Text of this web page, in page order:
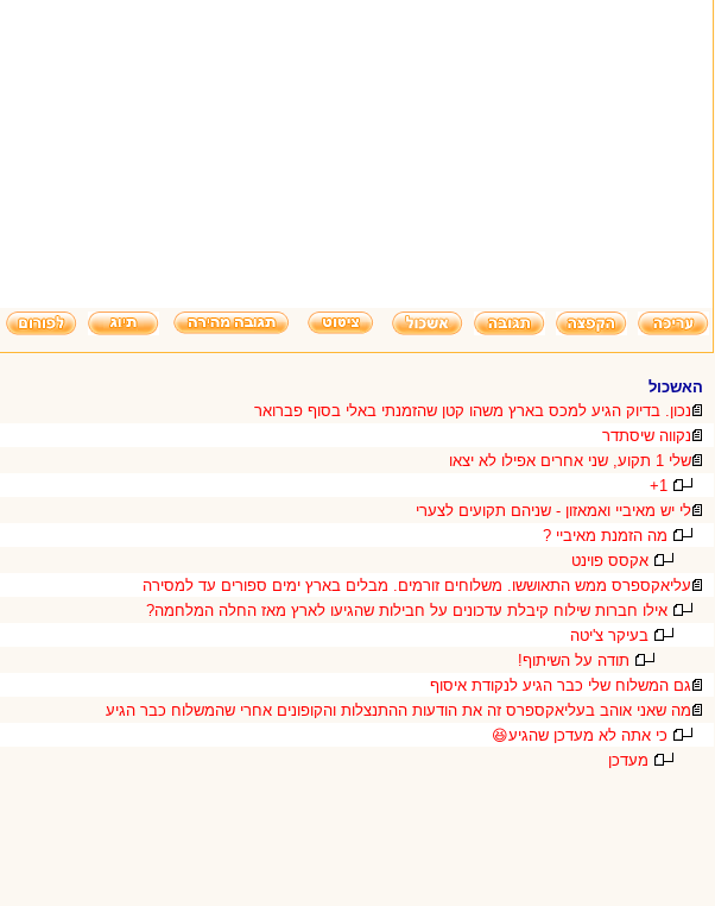
האשכול
נכון. בדיוק הגיע למכס בארץ משהו קטן שהזמנתי באלי בסוף פברואר
נקווה שיסתדר
שלי 1 תקוע, שני אחרים אפילו לא יצאו
1+
לי יש מאיביי ואמאזון - שניהם תקועים לצערי
מה הזמנת מאיביי ?
אקסס פוינט
עליאקספרס ממש התאוששו. משלוחים זורמים. מבלים בארץ ימים ספורים עד למסירה
אילו חברות שילוח קיבלת עדכונים על חבילות שהגיעו לארץ מאז החלה המלחמה?
בעיקר צ'יטה
תודה על השיתוף!
גם המשלוח שלי כבר הגיע לנקודת איסוף
מה שאני אוהב בעליאקספרס זה את הודעות ההתנצלות והקופונים אחרי שהמשלוח כבר הגיע
כי אתה לא מעדכן שהגיע😆
מעדכן